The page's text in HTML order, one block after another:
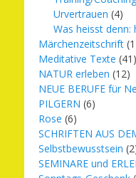
Urvertrauen (4)
Was heisst denn:
Märchenzeitschrift
Meditative Texte (41)
NATUR erleben (12)
NEUE BERUFE für
PILGERN (6)
Rose (6)
SCHRIFTEN AUS
Selbstbewusstsein
SEMINARE und